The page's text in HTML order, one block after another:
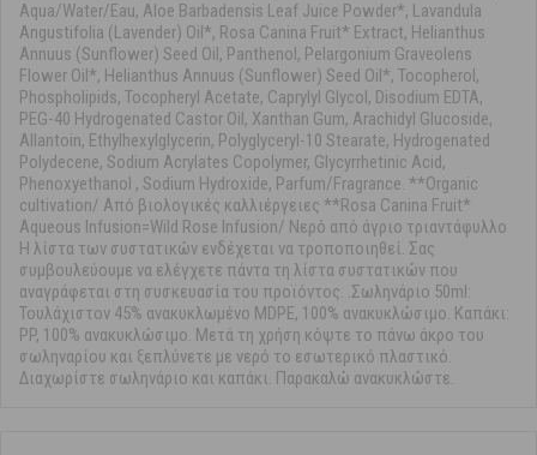
Aqua/Water/Eau, Aloe Barbadensis Leaf Juice Powder*, Lavandula
Angustifolia (Lavender) Oil*, Rosa Canina Fruit* Extract, Helianthus
Annuus (Sunflower) Seed Oil, Panthenol, Pelargonium Graveolens
Flower Oil*, Helianthus Annuus (Sunflower) Seed Oil*, Tocopherol,
Phospholipids, Tocopheryl Acetate, Caprylyl Glycol, Disodium EDTA,
PEG-40 Hydrogenated Castor Oil, Xanthan Gum, Arachidyl Glucoside,
Allantoin, Ethylhexylglycerin, Polyglyceryl-10 Stearate, Hydrogenated
Polydecene, Sodium Acrylates Copolymer, Glycyrrhetinic Acid,
Phenoxyethanol , Sodium Hydroxide, Parfum/Fragrance. **Organic
cultivation/ Από βιολογικές καλλιέργειες **Rosa Canina Fruit*
Aqueous Infusion=Wild Rose Infusion/ Νερό από άγριο τριαντάφυλλο
Η λίστα των συστατικών ενδέχεται να τροποποιηθεί. Σας
συμβουλεύουμε να ελέγχετε πάντα τη λίστα συστατικών που
αναγράφεται στη συσκευασία του προϊόντος. .Σωληνάριο 50ml:
Toυλάχιστον 45% ανακυκλωμένο MDPE, 100% ανακυκλώσιμο. Καπάκι:
PP, 100% ανακυκλώσιμο. Μετά τη χρήση κόψτε το πάνω άκρο του
σωληναρίου και ξεπλύνετε με νερό το εσωτερικό πλαστικό.
Διαχωρίστε σωληνάριο και καπάκι. Παρακαλώ ανακυκλώστε.